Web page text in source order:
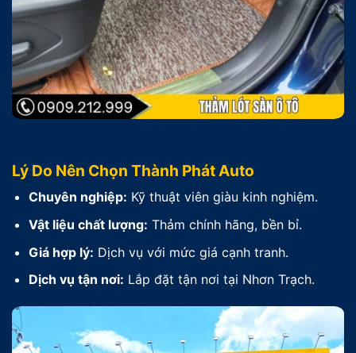
Lý Do Nên Chọn Thành Phát Auto
Chuyên nghiệp: Kỹ thuật viên giàu kinh nghiệm.
Vật liệu chất lượng: Thảm chính hãng, bền bỉ.
Giá hợp lý: Dịch vụ với mức giá cạnh tranh.
Dịch vụ tận nơi: Lắp đặt tận nơi tại Nhơn Trạch.